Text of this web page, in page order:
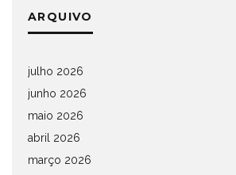
ARQUIVO
julho 2026
junho 2026
maio 2026
abril 2026
março 2026